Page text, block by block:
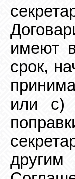
имеют
срок,
или с)
другим